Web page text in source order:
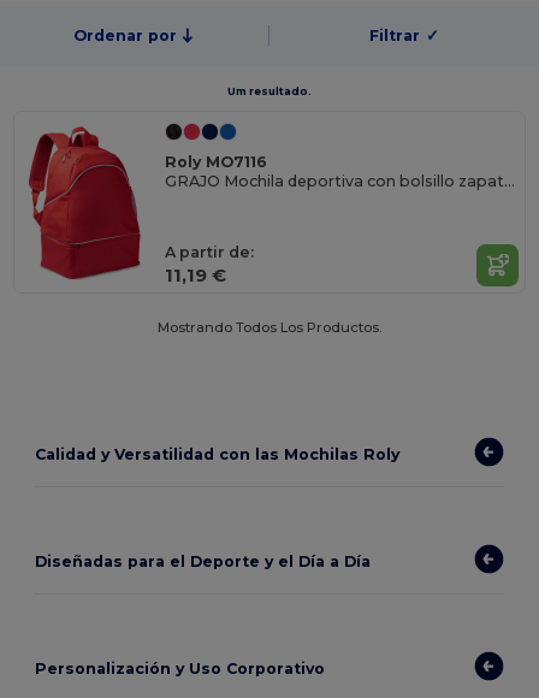
Ordenar por Filtrar ✓
Um resultado.
Roly MO7116
GRAJO Mochila deportiva con bolsillo zapatero rígido de PVC extraíble
A partir de:
11,19 €
Mostrando Todos Los Productos.
Calidad y Versatilidad con las Mochilas Roly
Diseñadas para el Deporte y el Día a Día
Personalización y Uso Corporativo